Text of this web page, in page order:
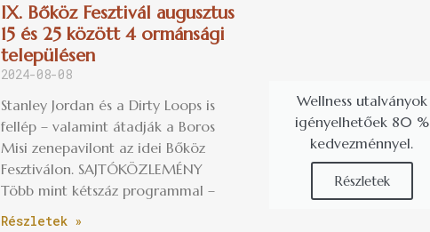
IX. Bőköz Fesztivál augusztus
15 és 25 között 4 ormánsági
településen
2024-08-08
Stanley Jordan és a Dirty Loops is
fellép – valamint átadják a Boros
Misi zenepavilont az idei Bőköz
Fesztiválon. SAJTÓKÖZLEMÉNY
Több mint kétszáz programmal –
Részletek »
Wellness utalványok
igényelhetőek 80 %
kedvezménnyel.
Részletek